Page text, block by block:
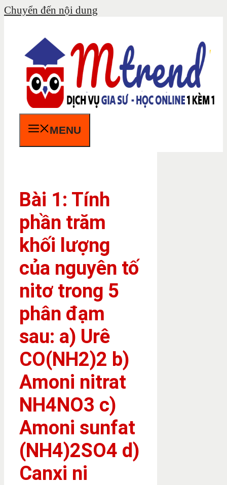
Chuyển đến nội dung
MENU
Bài 1: Tính
phần trăm
khối lượng
của nguyên tố
nitơ trong 5
phân đạm
sau: a) Urê
CO(NH2)2 b)
Amoni nitrat
NH4NO3 c)
Amoni sunfat
(NH4)2SO4 d)
Canxi ni